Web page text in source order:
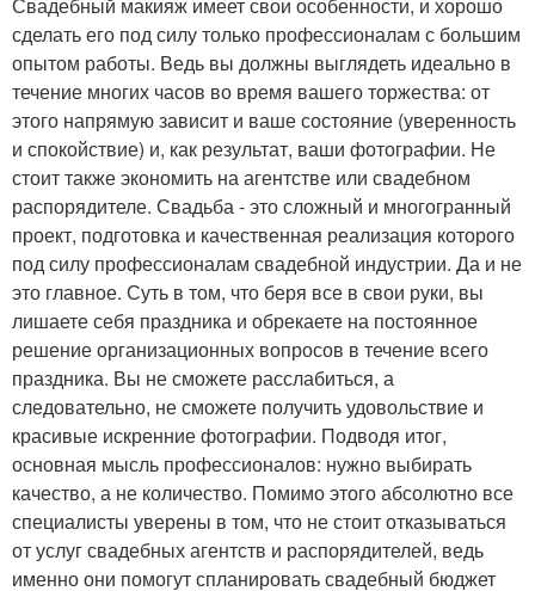
сделать его под силу только профессионалам с большим
опытом работы. Ведь вы должны выглядеть идеально в
течение многих часов во время вашего торжества: от
этого напрямую зависит и ваше состояние (уверенность
и спокойствие) и, как результат, ваши фотографии. Не
стоит также экономить на агентстве или свадебном
распорядителе. Свадьба - это сложный и многогранный
проект, подготовка и качественная реализация которого
под силу профессионалам свадебной индустрии. Да и не
это главное. Суть в том, что беря все в свои руки, вы
лишаете себя праздника и обрекаете на постоянное
решение организационных вопросов в течение всего
праздника. Вы не сможете расслабиться, а
следовательно, не сможете получить удовольствие и
красивые искренние фотографии. Подводя итог,
основная мысль профессионалов: нужно выбирать
качество, а не количество. Помимо этого абсолютно все
специалисты уверены в том, что не стоит отказываться
от услуг свадебных агентств и распорядителей, ведь
именно они помогут спланировать свадебный бюджет